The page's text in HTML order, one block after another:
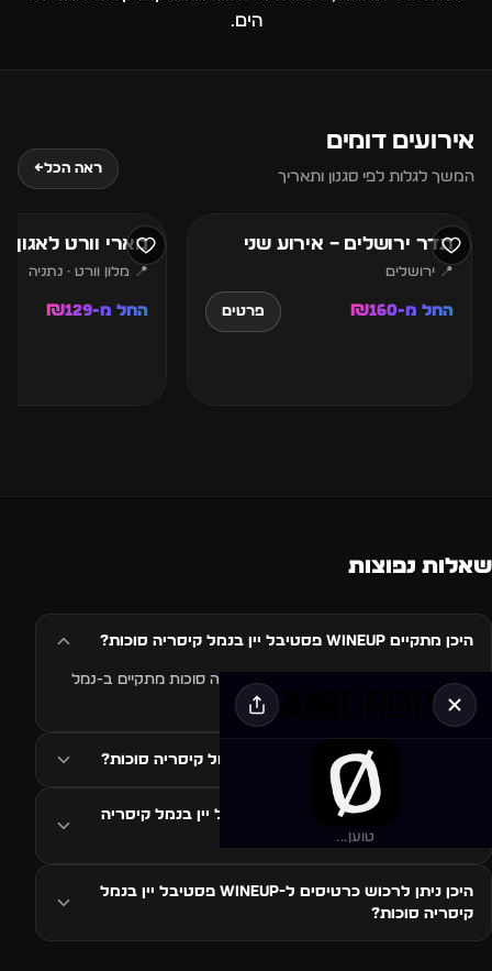
הים.
אירועים דומים
המשך לגלות לפי סגנון ותאריך
ראה הכל←
אוגוסט
תדר ירושלים – אירוע שני
📍 ירושלים
החל מ-₪160 פרטים
מארי וורט לאגון
📍 מלון וורט · נתניה
החל מ-₪129
טוען...
שאלות נפוצות
היכן מתקיים WineUp פסטיבל יין בנמל קיסריה סוכות?
האירוע WineUp פסטיבל יין בנמל קיסריה סוכות מתקיים ב-נמל
קיסריה, קיסריה, ישראל.
איזה סגנון מוזיקה ב-WineUp פסטיבל יין בנמל קיסריה
היכן ניתן לרכוש כרטיסים ל-WineUp פסטיבל יין בנמל
קיסריה סוכות?